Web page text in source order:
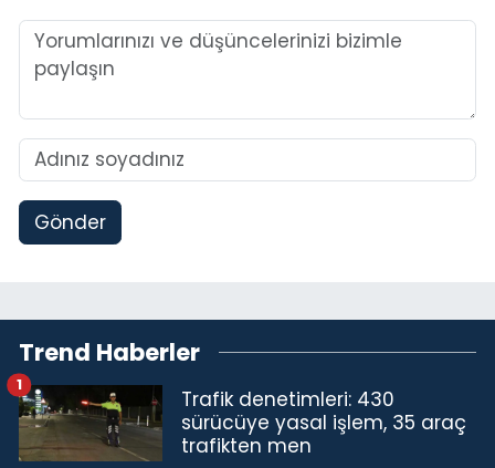
Gönder
Trend Haberler
Trafik denetimleri: 430
sürücüye yasal işlem, 35 araç
trafikten men
1